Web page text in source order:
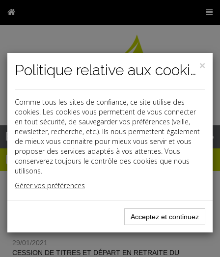
r
Base documentaire
Dépêches
Liste des dernières dépêches
29/01/2021
CESSION DE TITRES ET DÉPART EN RETRAITE DU
×
Politique relative aux cookies
Comme tous les sites de confiance, ce site utilise des
cookies. Les cookies vous permettent de vous connecter
en tout sécurité, de sauvegarder vos préférences (veille,
newsletter, recherche, etc.). Ils nous permettent également
de mieux vous connaitre pour mieux vous servir et vous
proposer des services adaptés à vos attentes. Vous
conserverez toujours le contrôle des cookies que nous
utilisons.
Gérer vos préférences
Acceptez et continuez